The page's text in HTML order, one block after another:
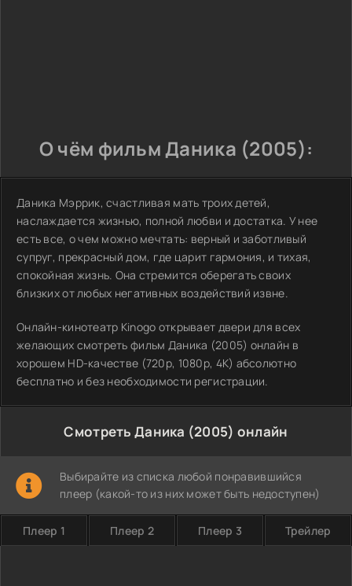
О чём фильм Даника (2005):
Даника Мэррик, счастливая мать троих детей,
наслаждается жизнью, полной любви и достатка. У нее
есть все, о чем можно мечтать: верный и заботливый
супруг, прекрасный дом, где царит гармония, и тихая,
спокойная жизнь. Она стремится оберегать своих
близких от любых негативных воздействий извне.
Онлайн-кинотеатр Kinogo открывает двери для всех
желающих смотреть фильм Даника (2005) онлайн в
хорошем HD-качестве (720p, 1080p, 4K) абсолютно
бесплатно и без необходимости регистрации.
Смотреть Даника (2005) онлайн
Выбирайте из списка любой понравившийся
плеер (какой-то из них может быть недоступен)
Плеер 1 Плеер 2 Плеер 3 Трейлер